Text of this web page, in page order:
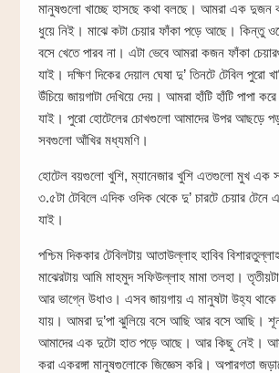
মানুষগুলো খাচ্ছে হাসছে কথা বলছে। আমরা এক দুজন
ধুয়ে নিই। মাঝে কটা চেয়ার ফাঁকা পড়ে আছে। কিন্তু
বসে খেতে পারব না। এটা ভেবে আমরা কজন ফাঁকা
যাই। দক্ষিণ দিকের দেয়াল ঘেষা দু’ তিনটে টেবিল
উঁচিয়ে জায়গাটা দেখিয়ে দেয়। আমরা হাঁটি হাঁটি পাপা
যাই। পুরো হোটেলের চোখগুলো আমাদের উপর আছড়ে
সবগুলো আঁখির মধ্যমণি।
হোটেল বয়গুলো খুশি, ম্যানেজার খুশি এতগুলো মুখ এক
৩.৫টা টেবিলে এদিক ওদিক থেকে দু’ চারটে চেয়ার টেনে
যাই।
পশ্চিম দিককার টেবিলটায় আতাউল্লাহ হাবিব
মাঝেরটায় আমি মাহমুদ সফিউল্লাহ মামা তলহা।
আর ভাগ্নে উধাও। এসব জায়গায় এ মানুষটা উহ্য
যায়। আমরা দু’পা ঝুলিয়ে বসে আছি আর বসে আছি।
আমাদের এক দুটো হাত পড়ে আছে। আর কিছু নেই।
করা একরঙ্গা মানুষগুলোকে জিজ্ঞেস করি। অপারগতা